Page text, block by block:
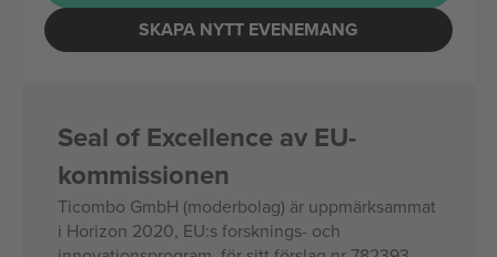
SKAPA NYTT EVENEMANG
Seal of Excellence av EU-
kommissionen
Ticombo GmbH (moderbolag) är uppmärksammat
i Horizon 2020, EU:s forsknings- och